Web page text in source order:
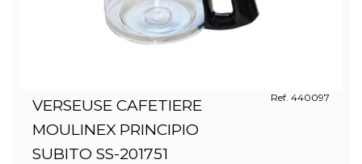
VERSEUSE CAFETIERE
MOULINEX PRINCIPIO
SUBITO SS-201751
Ref. 440097